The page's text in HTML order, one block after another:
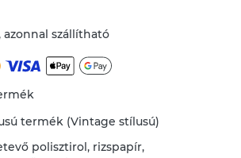
azonnal szállítható
termék (Vintage stílusú)
polisztirol, rizspapír,